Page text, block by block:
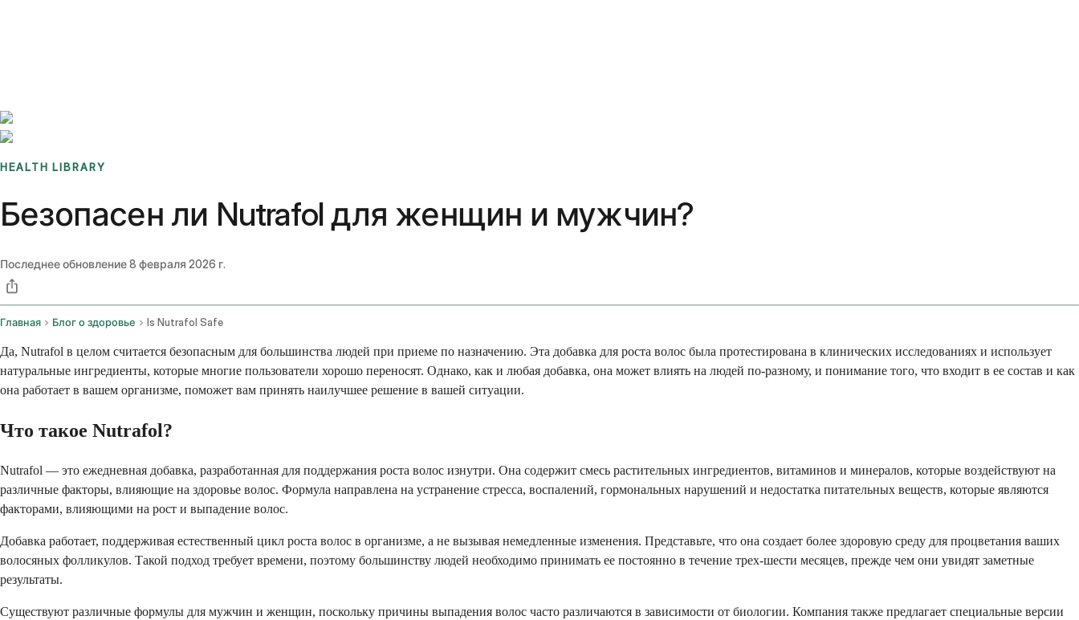
HEALTH LIBRARY
Безопасен ли Nutrafol для женщин и мужчин?
Последнее обновление8 февраля 2026 г.
Главная Блог о здоровье Is Nutrafol Safe
Да, Nutrafol в целом считается безопасным для большинства людей при приеме по назначению. Эта добавка для роста волос была протестирована в клинических исследованиях и использует
натуральные ингредиенты, которые многие пользователи хорошо переносят. Однако, как и любая добавка, она может влиять на людей по-разному, и понимание того, что входит в ее состав и как
она работает в вашем организме, поможет вам принять наилучшее решение в вашей ситуации.
Что такое Nutrafol?
Nutrafol — это ежедневная добавка, разработанная для поддержания роста волос изнутри. Она содержит смесь растительных ингредиентов, витаминов и минералов, которые воздействуют на
различные факторы, влияющие на здоровье волос. Формула направлена на устранение стресса, воспалений, гормональных нарушений и недостатка питательных веществ, которые являются
факторами, влияющими на рост и выпадение волос.
Добавка работает, поддерживая естественный цикл роста волос в организме, а не вызывая немедленные изменения. Представьте, что она создает более здоровую среду для процветания ваших
волосяных фолликулов. Такой подход требует времени, поэтому большинству людей необходимо принимать ее постоянно в течение трех-шести месяцев, прежде чем они увидят заметные
результаты.
Существуют различные формулы для мужчин и женщин, поскольку причины выпадения волос часто различаются в зависимости от биологии. Компания также предлагает специальные версии